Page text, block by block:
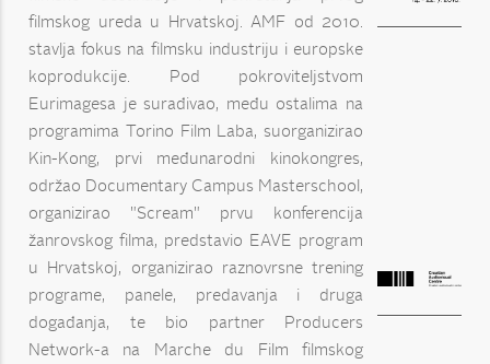
filmskog ureda u Hrvatskoj. AMF od 2010.
stavlja fokus na filmsku industriju i europske
koprodukcije. Pod pokroviteljstvom
Eurimagesa je surađivao, među ostalima na
programima Torino Film Laba, suorganizirao
Kin-Kong, prvi međunarodni kinokongres,
održao Documentary Campus Masterschool,
organizirao "Scream" prvu konferencija
žanrovskog filma, predstavio EAVE program
u Hrvatskoj, organizirao raznovrsne trening
programe, panele, predavanja i druga
događanja, te bio partner Producers
Network-a na Marche du Film filmskog